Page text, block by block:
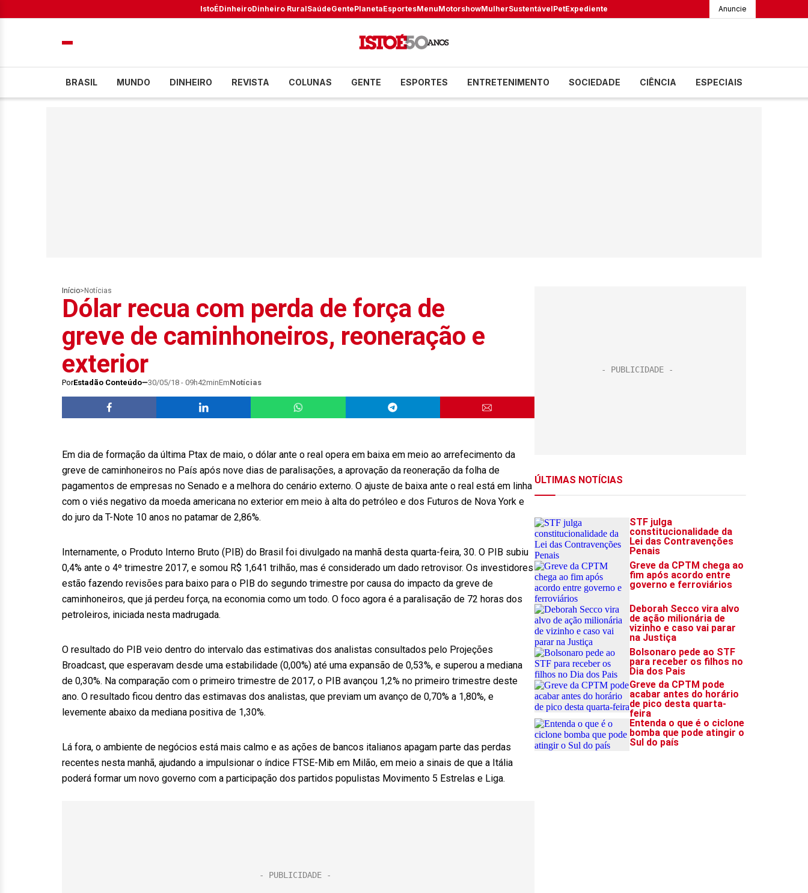
IstoÉDinheiroDinheiro RuralSaúdeGentePlanetaEsportesMenuMotorshowMulherSustentávelPetExpediente Anuncie
BRASIL MUNDO DINHEIRO REVISTA COLUNAS GENTE ESPORTES ENTRETENIMENTO SOCIEDADE CIÊNCIA ESPECIAIS
Início> Notícias
Dólar recua com perda de força de
greve de caminhoneiros, reoneração e
exterior
PorEstadão Conteúdo 30/05/18 - 09h42minEmNotícias
Em dia de formação da última Ptax de maio, o dólar ante o real opera em baixa em meio ao arrefecimento da
greve de caminhoneiros no País após nove dias de paralisações, a aprovação da reoneração da folha de
pagamentos de empresas no Senado e a melhora do cenário externo. O ajuste de baixa ante o real está em linha
com o viés negativo da moeda americana no exterior em meio à alta do petróleo e dos Futuros de Nova York e
do juro da T-Note 10 anos no patamar de 2,86%.
Internamente, o Produto Interno Bruto (PIB) do Brasil foi divulgado na manhã desta quarta-feira, 30. O PIB subiu
0,4% ante o 4º trimestre 2017, e somou R$ 1,641 trilhão, mas é considerado um dado retrovisor. Os investidores
estão fazendo revisões para baixo para o PIB do segundo trimestre por causa do impacto da greve de
caminhoneiros, que já perdeu força, na economia como um todo. O foco agora é a paralisação de 72 horas dos
petroleiros, iniciada nesta madrugada.
O resultado do PIB veio dentro do intervalo das estimativas dos analistas consultados pelo Projeções
Broadcast, que esperavam desde uma estabilidade (0,00%) até uma expansão de 0,53%, e superou a mediana
de 0,30%. Na comparação com o primeiro trimestre de 2017, o PIB avançou 1,2% no primeiro trimestre deste
ano. O resultado ficou dentro das estimavas dos analistas, que previam um avanço de 0,70% a 1,80%, e
levemente abaixo da mediana positiva de 1,30%.
Lá fora, o ambiente de negócios está mais calmo e as ações de bancos italianos apagam parte das perdas
recentes nesta manhã, ajudando a impulsionar o índice FTSE-Mib em Milão, em meio a sinais de que a Itália
poderá formar um novo governo com a participação dos partidos populistas Movimento 5 Estrelas e Liga.